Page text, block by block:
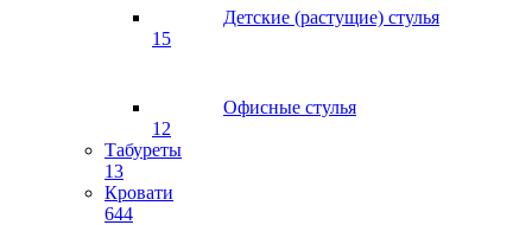
Детские (растущие) стулья
15
Офисные стулья
12
Табуреты
13
Кровати
644